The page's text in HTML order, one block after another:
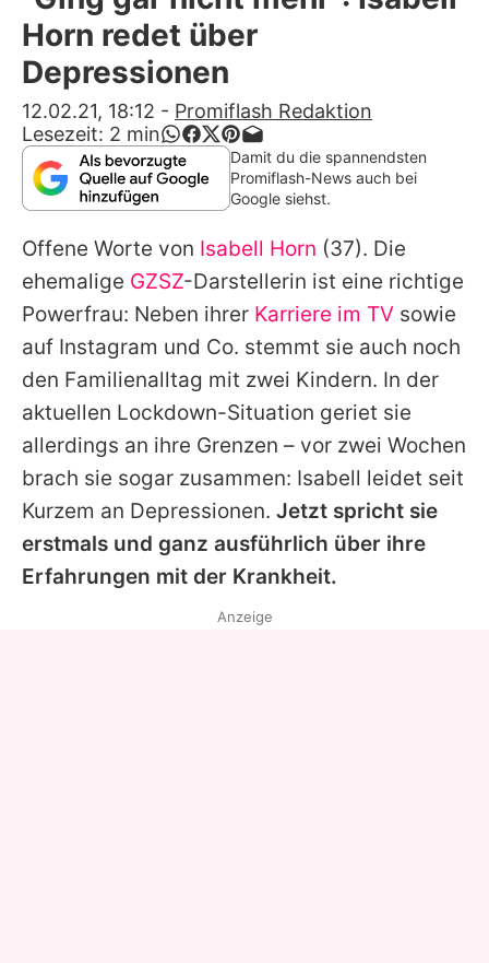
Alle Themen auf Promiflash
App runterladen
Team
Redaktionelle Richtlinien
Impressum
Datenschutzerklärung
Nutzungsbedingungen
Utiq verwalten
Horn redet über
Depressionen
12.02.21, 18:12 - Promiflash Redaktion
Lesezeit: 2 min
Damit du die spannendsten
Promiflash-News auch bei
Google siehst.
Offene Worte von Isabell Horn (37). Die
ehemalige GZSZ-Darstellerin ist eine richtige
Powerfrau: Neben ihrer Karriere im TV sowie
auf Instagram und Co. stemmt sie auch noch
den Familienalltag mit zwei Kindern. In der
aktuellen Lockdown-Situation geriet sie
allerdings an ihre Grenzen – vor zwei Wochen
brach sie sogar zusammen: Isabell leidet seit
Kurzem an Depressionen. Jetzt spricht sie
erstmals und ganz ausführlich über ihre
Erfahrungen mit der Krankheit.
Anzeige